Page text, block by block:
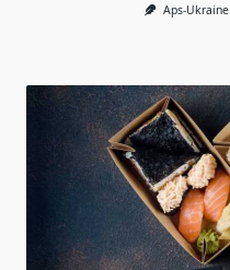
Aps-Ukraine